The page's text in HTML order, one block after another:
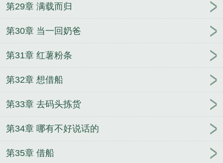
第29章 满载而归
第30章 当一回奶爸
第31章 红薯粉条
第32章 想借船
第33章 去码头拣货
第34章 哪有不好说话的
第35章 借船